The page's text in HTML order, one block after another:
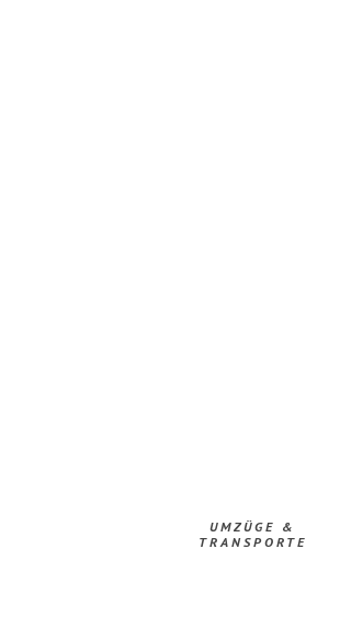
UMZÜGE &
TRANSPORTE